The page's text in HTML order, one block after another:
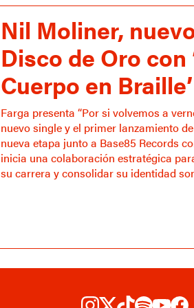
Nil Moliner,
Disco de Oro con
Cuerpo en Braille’
Farga presenta “Por si volvemos a
nuevo single y el primer lanzamiento
nueva etapa junto a Base85 Records
inicia una colaboración estratégica
su carrera y consolidar su identidad